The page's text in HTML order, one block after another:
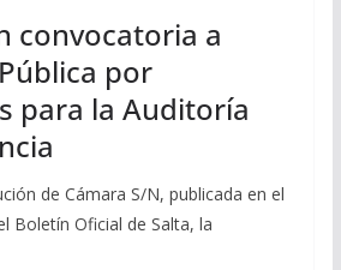
convocatoria a
por
para la Auditoría
de Cámara S/N, publicada en el
Boletín Oficial de Salta, la